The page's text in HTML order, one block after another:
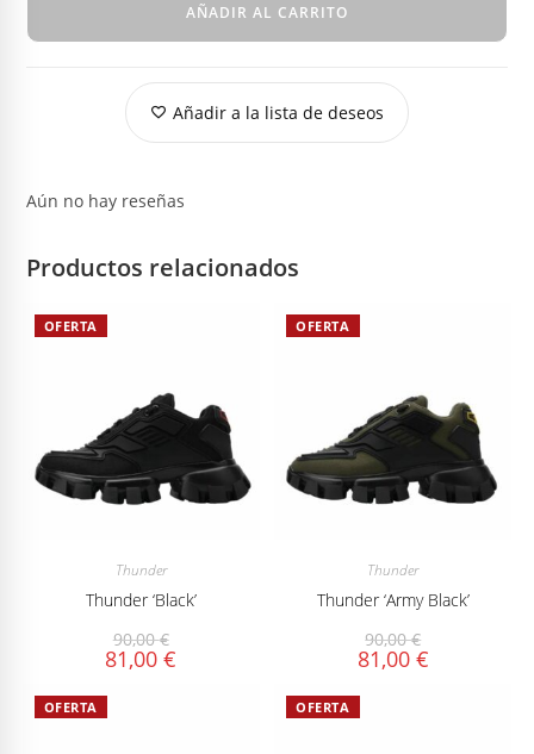
AÑADIR AL CARRITO
Añadir a la lista de deseos
Aún no hay reseñas
Productos relacionados
OFERTA
Thunder
Thunder ‘Black’
90,00€
81,00€
OFERTA
Thunder
Thunder ‘Army Black’
90,00€
81,00 €
OFERTA OFERTA